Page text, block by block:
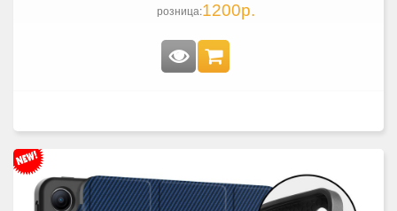
розница:1200р.